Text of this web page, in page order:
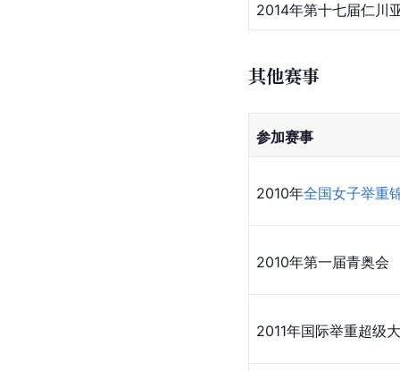
2014年第十七届仁川
其他赛事
参加赛事
2010年全国女子举重
2010年第一届青奥会
2011年国际举重超级